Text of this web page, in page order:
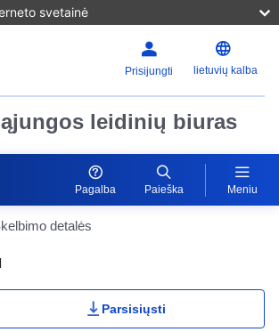
svetainė
Prisijungti lietuvių kalba
leidinių biuras
Pagalba Paieška Meniu
detalės
Actions Portlet
Parsisiųsti